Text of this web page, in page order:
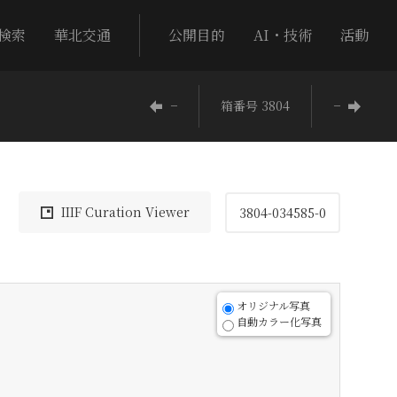
索 華北交通 公開目的 AI・技術 活動
− 箱番号 3804 −
IIIF Curation Viewer 3804-034585-0
オリジナル写真
自動カラー化写真